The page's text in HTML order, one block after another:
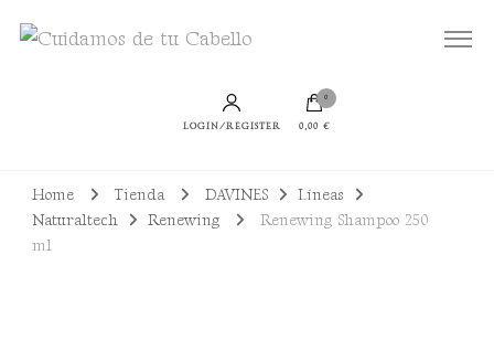
Cuidamos de tu Cabello
Todo lo que necesitas para lucir un cabello bien cuidado, sano y con productos
sostenibles
LOGIN/REGISTER
0
0,00 €
Home Tienda DAVINES
Líneas
Naturaltech
Renewing
Renewing Shampoo 250
ml